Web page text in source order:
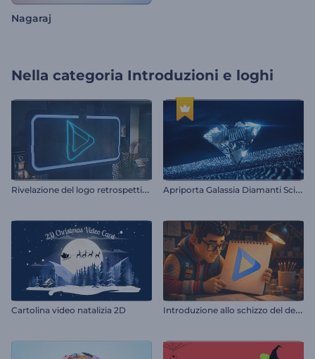
Nagaraj
Nella categoria Introduzioni e loghi
R
ivelazione del logo retrospettivo A
priporta Galassia Diamanti Scintillanti
Cartolina video natalizia 2D I
ntroduzione allo schizzo del designer